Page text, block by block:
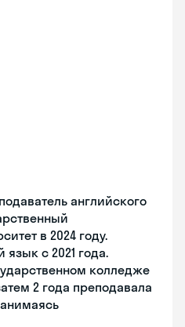
английского
в 2024 году.
с 2021 года.
колледже
2 года преподавала